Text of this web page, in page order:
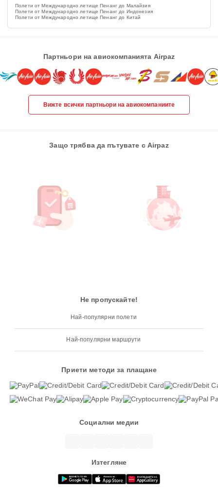
Полети от Международно летище Пенанг до Малайзия
Полети от Международно летище Пенанг до Индонезия
Полети от Международно летище Пенанг до Китай
Партньори на авиокомпанията Airpaz
Вижте всички партньори на авиокомпаниите
Защо трябва да пътувате с Airpaz
Не пропускайте!
Най-популярни полети
Най-популярни маршрути
Приети методи за плащане
Социални медии
Изтегляне